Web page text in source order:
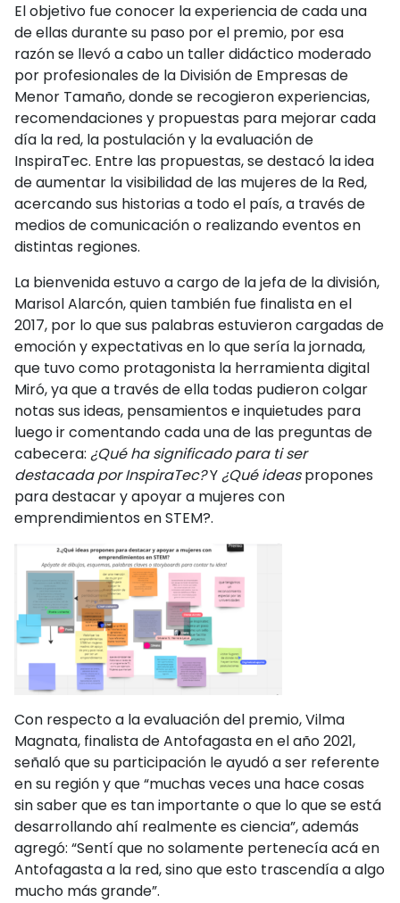
El objetivo fue conocer la experiencia de cada una
de ellas durante su paso por el premio, por esa
razón se llevó a cabo un taller didáctico moderado
por profesionales de la División de Empresas de
Menor Tamaño, donde se recogieron experiencias,
recomendaciones y propuestas para mejorar cada
día la red, la postulación y la evaluación de
InspiraTec. Entre las propuestas, se destacó la idea
de aumentar la visibilidad de las mujeres de la Red,
acercando sus historias a todo el país, a través de
medios de comunicación o realizando eventos en
distintas regiones.
La bienvenida estuvo a cargo de la jefa de la división,
Marisol Alarcón, quien también fue finalista en el
2017, por lo que sus palabras estuvieron cargadas de
emoción y expectativas en lo que sería la jornada,
que tuvo como protagonista la herramienta digital
Miró, ya que a través de ella todas pudieron colgar
notas sus ideas, pensamientos e inquietudes para
luego ir comentando cada una de las preguntas de
cabecera: ¿Qué ha significado para ti ser
destacada por InspiraTec?Y¿Qué ideaspropones
para destacar y apoyar a mujeres con
emprendimientos en STEM?.
Con respecto a la evaluación del premio, Vilma
Magnata, finalista de Antofagasta en el año 2021,
señaló que su participación le ayudó a ser referente
en su región y que “muchas veces una hace cosas
sin saber que es tan importante o que lo que se está
desarrollando ahí realmente es ciencia”, además
agregó: “Sentí que no solamente pertenecía acá en
Antofagasta a la red, sino que esto trascendía a algo
mucho más grande”.